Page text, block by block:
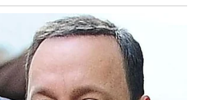
događaji donose
nekoliko iznenađenja koja bi
pogled na budućnost. Jedan